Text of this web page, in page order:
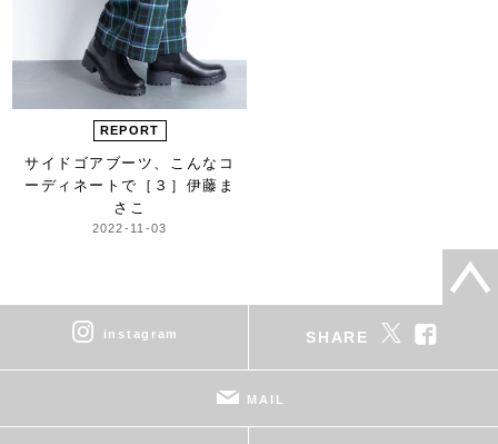
REPORT
サイドゴアブーツ、
こんなコ
ーディネートで［３］ 伊藤ま
さこ
2022-11-03
instagram SHARE
MAIL